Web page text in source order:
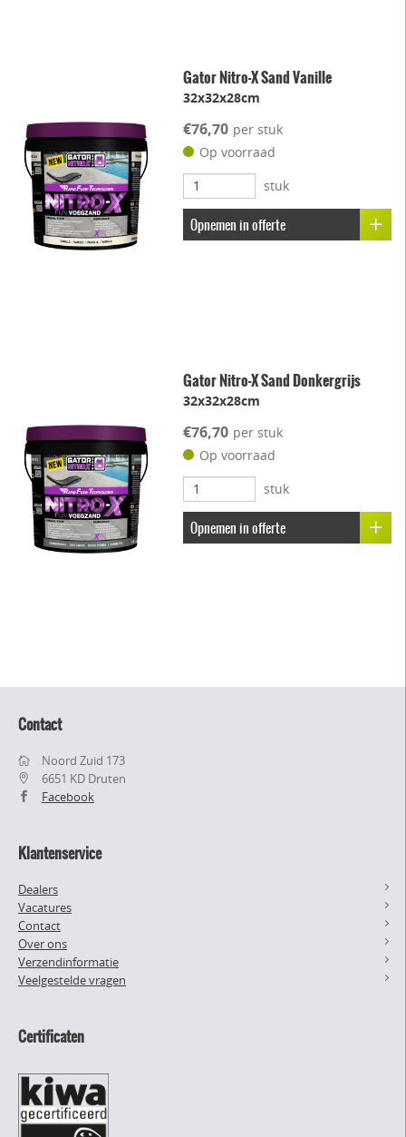
Gator Nitro-X Sand Vanille
32x32x28cm
€76,70 per stuk
Op voorraad
stuk
Opnemen in offerte
Gator Nitro-X Sand Donkergrijs
32x32x28cm
€76,70 per stuk
Op voorraad
stuk
Opnemen in offerte
Contact
Noord Zuid 173
6651 KD Druten
Facebook
Klantenservice
Dealers
Vacatures
Contact
Over ons
Verzendinformatie
Veelgestelde vragen
Certificaten